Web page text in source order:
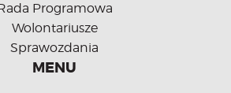
Programowa
Wolontariusze
Sprawozdania
MENU